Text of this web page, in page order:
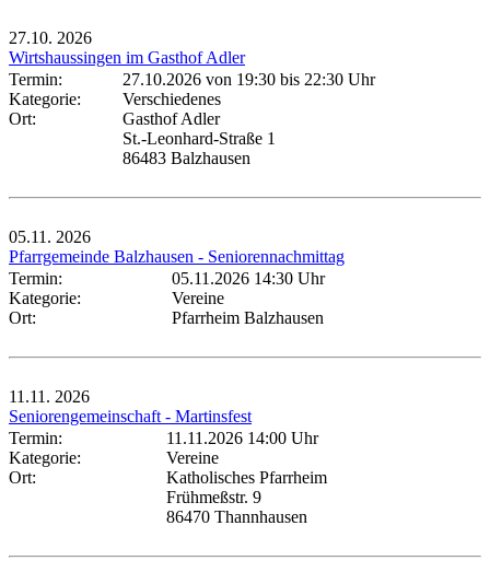
27.10. 2026
Wirtshaussingen im Gasthof Adler
Termin:
27.10.2026 von 19:30 bis 22:30 Uhr
Kategorie:
Verschiedenes
Ort:
Gasthof Adler
St.-Leonhard-Straße 1
86483 Balzhausen
05.11. 2026
Pfarrgemeinde Balzhausen - Seniorennachmittag
Termin:
05.11.2026 14:30 Uhr
Kategorie:
Vereine
Ort:
Pfarrheim Balzhausen
11.11. 2026
Seniorengemeinschaft - Martinsfest
Termin:
11.11.2026 14:00 Uhr
Kategorie:
Vereine
Ort:
Katholisches Pfarrheim
Frühmeßstr. 9
86470 Thannhausen